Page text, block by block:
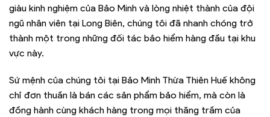
giàu kinh nghiệm của Bảo Minh và lòng nhiệt thành của đội
ngũ nhân viên tại Long Biên, chúng tôi đã nhanh chóng trở
thành một trong những đối tác bảo hiểm hàng đầu tại khu
vực này.
Sứ mệnh của chúng tôi tại Bảo Minh Thừa Thiên Huế không
chỉ đơn thuần là bán các sản phẩm bảo hiểm, mà còn là
đồng hành cùng khách hàng trong mọi thăng trầm của